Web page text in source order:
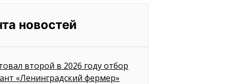
новостей
второй в 2026 году отбор
«Ленинградский фермер»